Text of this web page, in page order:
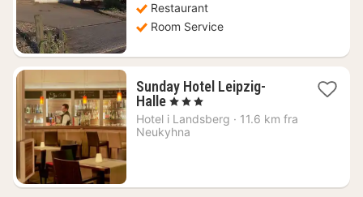
Restaurant
Room Service
Sunday Hotel Leipzig-
Halle1
nat
fra
, 3 Stjerner
Hotel i Landsberg · 11.6 km fra
Neukyhna